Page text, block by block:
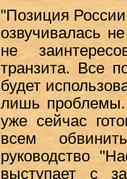
"Позиция
озвучивалась
не
транзита. Все
будет
лишь проблемы.
уже сейчас
всем
руководство
выступает с